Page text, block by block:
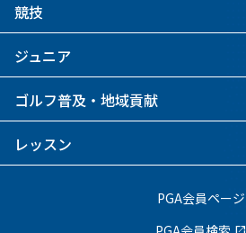
競技
ジュニア
ゴルフ普及・地域貢献
レッスン
PGA会員ページ